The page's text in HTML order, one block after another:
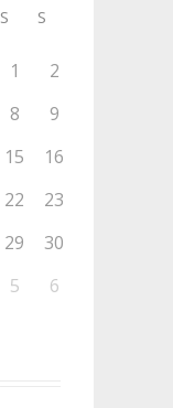
S S
1
2
8
9
15
16
22
23
29
30
5 6